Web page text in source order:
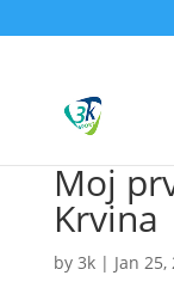
Moj
Krvina
by 3k| Jan 25,